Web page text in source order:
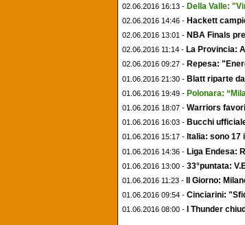
02.06.2016 16:13 - Della Valle:
02.06.2016 14:46 - Hackett
02.06.2016 13:01 - NBA Finals
02.06.2016 11:14 - La Provincia:
02.06.2016 09:27 - Repesa:
01.06.2016 21:30 - Blatt riparte
01.06.2016 19:49 - Polonara:
01.06.2016 18:07 - Warriors
01.06.2016 16:03 - Bucchi
01.06.2016 15:17 - Italia: sono
01.06.2016 14:36 - Liga Endesa:
01.06.2016 13:00 - 33°puntata:
01.06.2016 11:23 - Il Giorno:
01.06.2016 09:54 - Cinciarini:
01.06.2016 08:00 - I Thunder